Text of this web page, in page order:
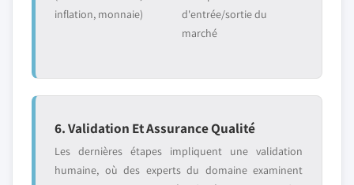
inflation, monnaie)
d'entrée/sortie du
marché
6. Validation Et Assurance Qualité
Les dernières étapes impliquent une validation
humaine, où des experts du domaine examinent